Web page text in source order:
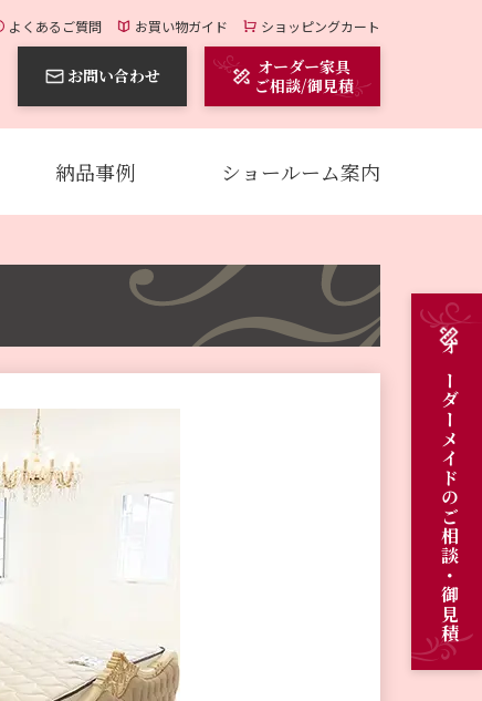
よくあるご質問 お買い物ガイド ショッピングカート
お問い合わせ
オーダー家具
ご相談/御見積
納品事例 ショールーム案内
オーダーメイドのご相談・御見積